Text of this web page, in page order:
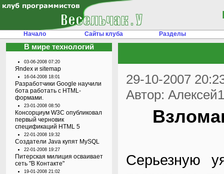
Начало Сайты клуба Разделы
В мире технологий
03-06-2008 07:20
Яndex и sitemap
16-04-2008 18:01
Разработчики Google научили
бота работать с HTML-
формами.
23-01-2008 08:50
Консорциум W3C опубликовал
первый черновик
спецификаций HTML 5
22-01-2008 19:32
Создатели Java купят MySQL
22-01-2008 19:27
Питерская милиция осваивает
сеть "В Контакте"
19-01-2008 21:02
29-10-2007
Автор:
Серьезную